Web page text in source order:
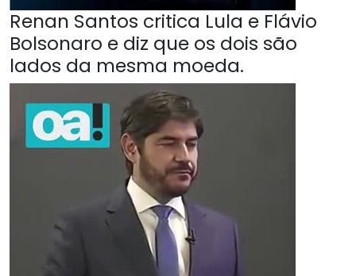
Renan Santos critica Lula e Flávio
Bolsonaro e diz que os dois são
lados da mesma moeda.